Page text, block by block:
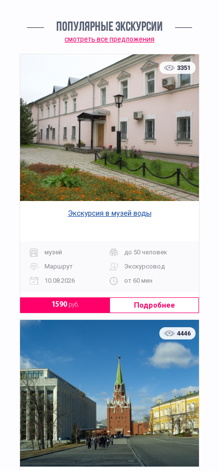
ПОПУЛЯРНЫЕ ЭКСКУРСИИ
смотреть все предложения
3351
Экскурсия в музей воды
музей
до 50 человек
Маршрут
Экскурсовод
10.08.2026
от 60 мин
1590руб. Подробнее
4446